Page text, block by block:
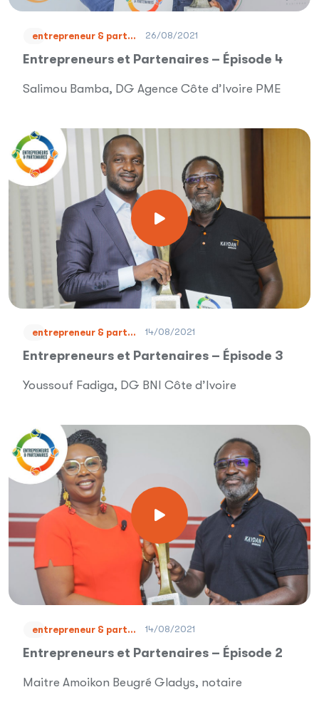
entrepreneur & part... 26/08/2021
Entrepreneurs et Partenaires – Épisode 4
Salimou Bamba, DG Agence Côte d’Ivoire PME
entrepreneur & part... 14/08/2021
Entrepreneurs et Partenaires – Épisode 3
Youssouf Fadiga, DG BNI Côte d’Ivoire
entrepreneur & part... 14/08/2021
Entrepreneurs et Partenaires – Épisode 2
Maitre Amoikon Beugré Gladys, notaire